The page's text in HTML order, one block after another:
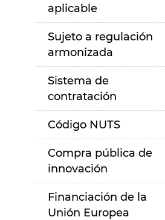
aplicable
Sujeto a regulación
armonizada
Sistema de
contratación
Código NUTS
Compra pública de
innovación
Financiación de la
Unión Europea